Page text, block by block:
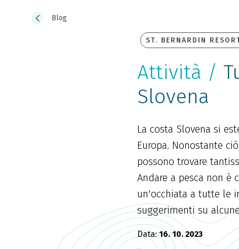
Blog
ST. BERNARDIN
Attività /
Slovena
La costa Slovena si
Europa. Nonostante
possono trovare
Andare a pesca non è
un'occhiata a tutte le
suggerimenti su
Data:16. 10. 2023